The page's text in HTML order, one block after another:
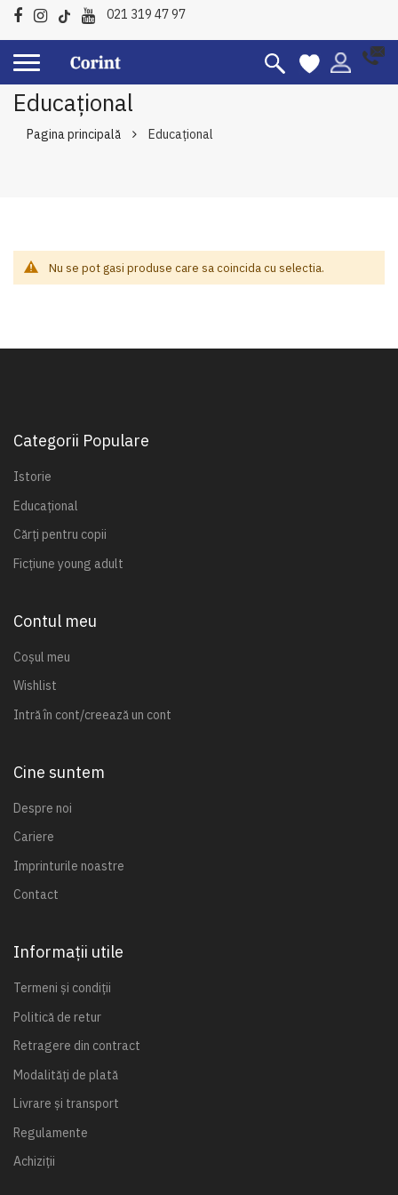
021 319 47 97
Educațional
Pagina principală Educațional
Nu se pot gasi produse care sa coincida cu selectia.
Categorii Populare
Istorie
Educațional
Cărți pentru copii
Ficțiune young adult
Contul meu
Coșul meu
Wishlist
Intră în cont/creează un cont
Cine suntem
Despre noi
Cariere
Imprinturile noastre
Contact
Informații utile
Termeni și condiții
Politică de retur
Retragere din contract
Modalități de plată
Livrare și transport
Regulamente
Achiziții